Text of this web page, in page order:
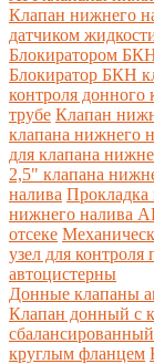
Клапан нижнего
датчиком
Блокиратором
Блокиратор БКН
контроля донного
трубе Клапан
клапана нижнего
для клапана
2,5" клапана
налива Прокладка
нижнего налива
отсеке
узел для
автоцистерны
Донные клапаны
Клапан донный с
круглым фланцем